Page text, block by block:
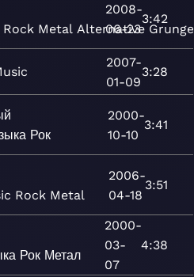
Rock Metal Alternative Grunge
2008-
06-23
3:42
2007-
01-09
3:28
Рок
2000-
10-10
3:41
Rock Metal
2006-
04-18
3:51
Рок Метал
2000-
03-
07
4:38